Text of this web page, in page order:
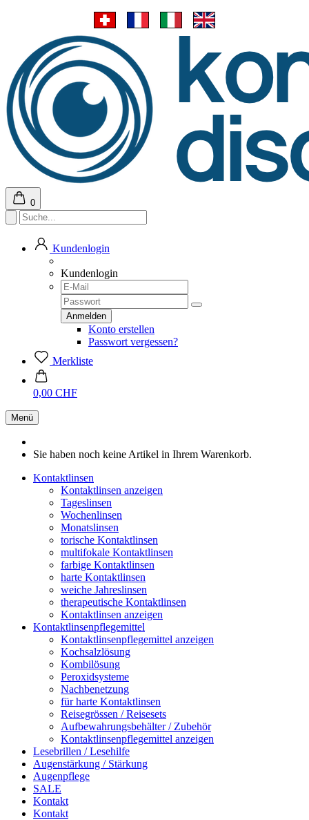
0
Kundenlogin
Kundenlogin
Konto erstellen
Passwort vergessen?
Merkliste
0,00 CHF
Menü
Sie haben noch keine Artikel in Ihrem Warenkorb.
Kontaktlinsen
Kontaktlinsen anzeigen
Tageslinsen
Wochenlinsen
Monatslinsen
torische Kontaktlinsen
multifokale Kontaktlinsen
farbige Kontaktlinsen
harte Kontaktlinsen
weiche Jahreslinsen
therapeutische Kontaktlinsen
Kontaktlinsen anzeigen
Kontaktlinsenpflegemittel
Kontaktlinsenpflegemittel anzeigen
Kochsalzlösung
Kombilösung
Peroxidsysteme
Nachbenetzung
für harte Kontaktlinsen
Reisegrössen / Reisesets
Aufbewahrungsbehälter / Zubehör
Kontaktlinsenpflegemittel anzeigen
Lesebrillen / Lesehilfe
Augenstärkung / Stärkung
Augenpflege
SALE
Kontakt
Kontakt